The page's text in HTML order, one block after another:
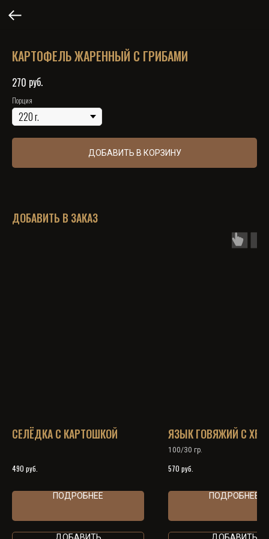
КАРТОФЕЛЬ ЖАРЕННЫЙ С ГРИБАМИ
270 руб.
Порция
ДОБАВИТЬ В КОРЗИНУ
ДОБАВИТЬ В ЗАКАЗ
СЕЛЁДКА С КАРТОШКОЙ
490 руб.
ПОДРОБНЕЕ
ДОБАВИТЬ
ЯЗЫК ГОВЯЖИЙ С
100/30 гр.
570 руб.
ПОДРОБНЕЕ
ДОБАВИТЬ